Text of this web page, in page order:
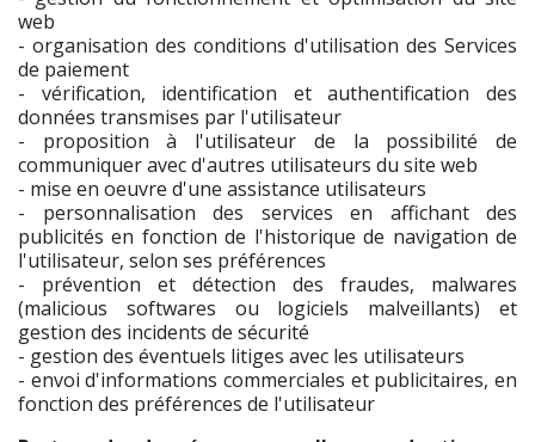
web
- organisation des conditions d'utilisation des Services
de paiement
- vérification, identification et authentification des
données transmises par l'utilisateur
- proposition à l'utilisateur de la possibilité de
communiquer avec d'autres utilisateurs du site web
- mise en oeuvre d'une assistance utilisateurs
- personnalisation des services en affichant des
publicités en fonction de l'historique de navigation de
l'utilisateur, selon ses préférences
- prévention et détection des fraudes, malwares
(malicious softwares ou logiciels malveillants) et
gestion des incidents de sécurité
- gestion des éventuels litiges avec les utilisateurs
- envoi d'informations commerciales et publicitaires, en
fonction des préférences de l'utilisateur